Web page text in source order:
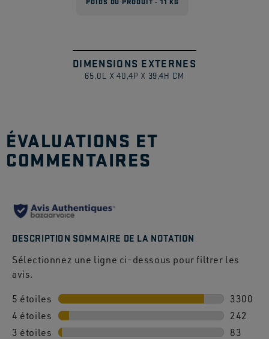
DIMENSIONS EXTERNES
65,0L X 40,4P X 39,4H CM
1 /
ÉVALUATIONS ET
COMMENTAIRES
DESCRIPTION SOMMAIRE DE LA NOTATION
Sélectionnez une ligne ci-dessous pour filtrer les
avis.
5 étoiles étoiles
3300
3300
4 étoiles étoiles
242
242
3 étoiles étoiles
83